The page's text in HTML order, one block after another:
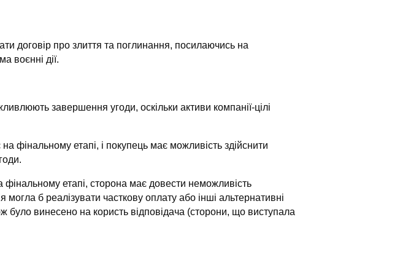
договір про злиття та поглинання, посилаючись на
воєнні дії.
завершення угоди, оскільки активи компанії-цілі
фінальному етапі, і покупець має можливість здійснити
етапі, сторона має довести неможливість
б реалізувати часткову оплату або інші альтернативні
винесено на користь відповідача (сторони, що виступала